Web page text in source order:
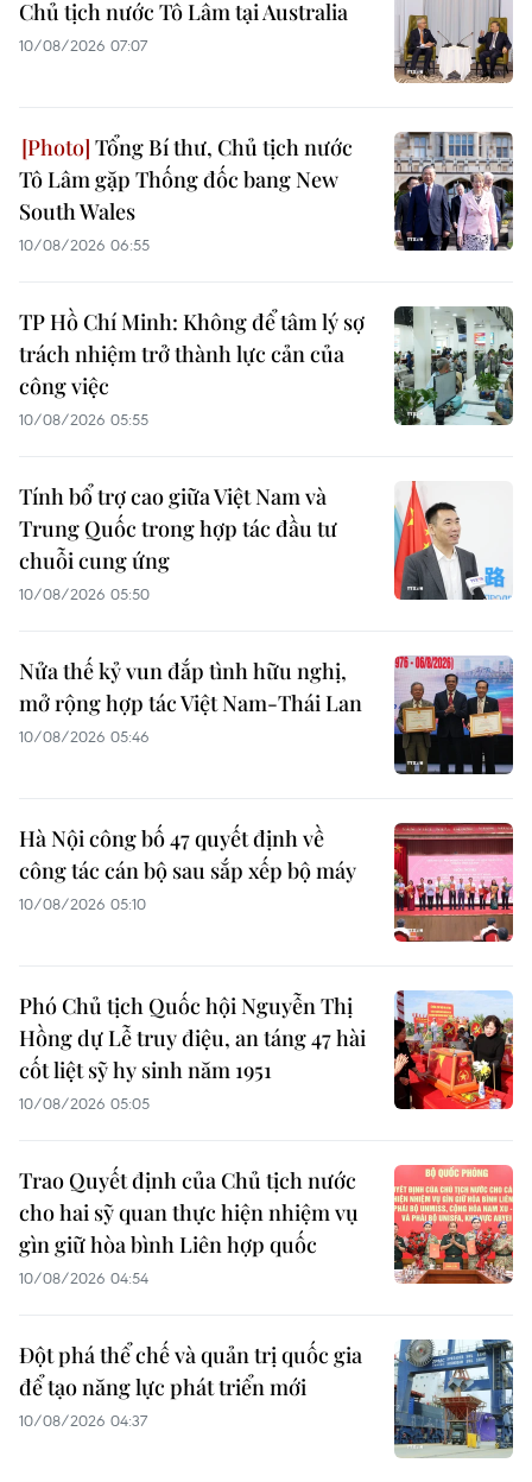
Chủ tịch nước Tô Lâm tại Australia
10/08/2026 07:07
Tổng Bí thư, Chủ tịch nước
Tô Lâm gặp Thống đốc bang New
South Wales
10/08/2026 06:55
TP Hồ Chí Minh: Không để tâm lý sợ
trách nhiệm trở thành lực cản của
công việc
10/08/2026 05:55
Tính bổ trợ cao giữa Việt Nam và
Trung Quốc trong hợp tác đầu tư
chuỗi cung ứng
10/08/2026 05:50
Nửa thế kỷ vun đắp tình hữu nghị,
mở rộng hợp tác Việt Nam-Thái Lan
10/08/2026 05:46
Hà Nội công bố 47 quyết định về
công tác cán bộ sau sắp xếp bộ máy
10/08/2026 05:10
Phó Chủ tịch Quốc hội Nguyễn Thị
Hồng dự Lễ truy điệu, an táng 47 hài
cốt liệt sỹ hy sinh năm 1951
10/08/2026 05:05
Trao Quyết định của Chủ tịch nước
cho hai sỹ quan thực hiện nhiệm vụ
gìn giữ hòa bình Liên hợp quốc
10/08/2026 04:54
Đột phá thể chế và quản trị quốc gia
để tạo năng lực phát triển mới
10/08/2026 04:37